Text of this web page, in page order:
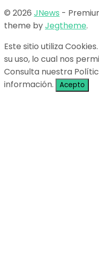
© 2026 JNews -
theme byJegtheme.
Este sitio utiliza
su uso, lo cual nos
Consulta nuestra
información.
Acepto